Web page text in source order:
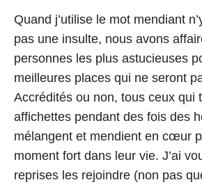
Quand j’utilise le mot mendiant
pas une insulte, nous avons
personnes les plus astucieuses
meilleures places qui ne seront
Accrédités ou non, tous ceux qui
affichettes pendant des fois des
mélangent et mendient en cœur
moment fort dans leur vie. J’ai
reprises les rejoindre (non pas